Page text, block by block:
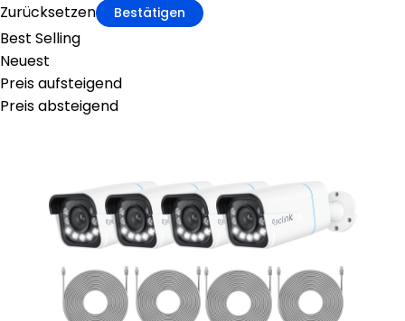
Zurücksetzen Bestätigen
Best Selling
Neuest
Preis aufsteigend
Preis absteigend